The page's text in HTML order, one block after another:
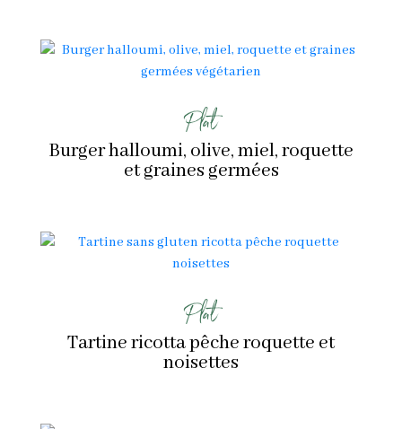
Plat
Burger halloumi, olive, miel, roquette
et graines germées
Plat
Tartine ricotta pêche roquette et
noisettes